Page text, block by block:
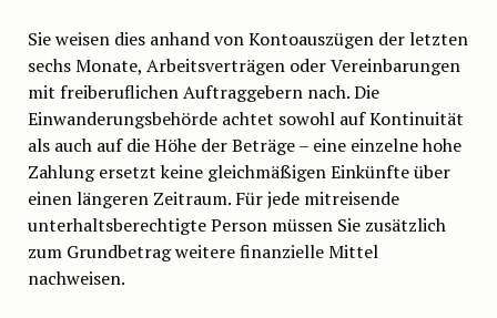
Sie weisen dies anhand von Kontoauszügen der letzten
sechs Monate, Arbeitsverträgen oder Vereinbarungen
mit freiberuflichen Auftraggebern nach. Die
Einwanderungsbehörde achtet sowohl auf Kontinuität
als auch auf die Höhe der Beträge – eine einzelne hohe
Zahlung ersetzt keine gleichmäßigen Einkünfte über
einen längeren Zeitraum. Für jede mitreisende
unterhaltsberechtigte Person müssen Sie zusätzlich
zum Grundbetrag weitere finanzielle Mittel
nachweisen.